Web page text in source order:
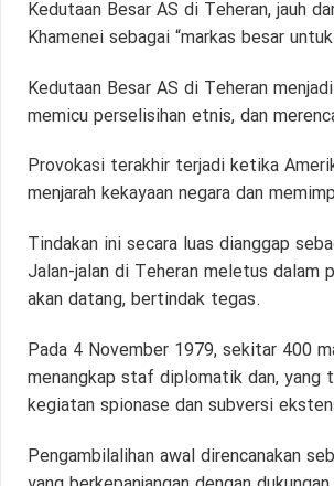
Kedutaan Besar AS di Teheran, jauh
Khamenei sebagai “markas besar
Kedutaan Besar AS di Teheran
memicu perselisihan etnis, dan
Provokasi terakhir terjadi ketika
menjarah kekayaan negara dan
Tindakan ini secara luas dianggap
Jalan-jalan di Teheran meletus dalam
akan datang, bertindak tegas.
Pada 4 November 1979, sekitar 400
menangkap staf diplomatik dan, yang
kegiatan spionase dan subversi
Pengambilalihan awal direncanakan